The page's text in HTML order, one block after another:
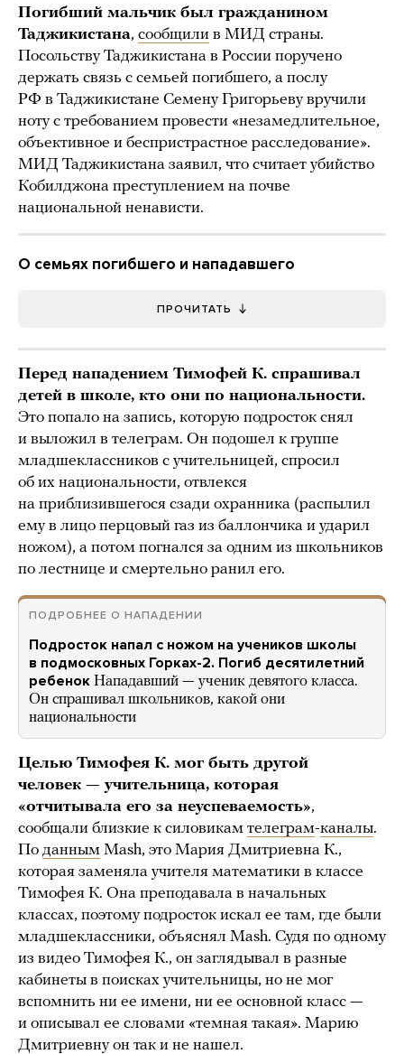
Погибший мальчик был гражданином
Таджикистана, сообщили в МИД страны.
Посольству Таджикистана в России поручено
держать связь с семьей погибшего, а послу
РФ в Таджикистане Семену Григорьеву вручили
ноту с требованием провести «незамедлительное,
объективное и беспристрастное расследование».
МИД Таджикистана заявил, что считает убийство
Кобилджона преступлением на почве
национальной ненависти.
О семьях погибшего и нападавшего
ПРОЧИТАТЬ
Перед нападением Тимофей К. спрашивал
детей в школе, кто они по национальности.
Это попало на запись, которую подросток снял
и выложил в телеграм. Он подошел к группе
младшеклассников с учительницей, спросил
об их национальности, отвлекся
на приблизившегося сзади охранника (распылил
ему в лицо перцовый газ из баллончика и ударил
ножом), а потом погнался за одним из школьников
по лестнице и смертельно ранил его.
ПОДРОБНЕЕ О НАПАДЕНИИ
Подросток напал с ножом на учеников школы
в подмосковных Горках-2. Погиб десятилетний
ребенок Нападавший — ученик девятого класса.
Он спрашивал школьников, какой они
национальности
Целью Тимофея К. мог быть другой
человек — учительница, которая
«отчитывала его за неуспеваемость»,
сообщали близкие к силовикам телеграм-каналы.
По данным Mash, это Мария Дмитриевна К.,
которая заменяла учителя математики в классе
Тимофея К. Она преподавала в начальных
классах, поэтому подросток искал ее там, где были
младшеклассники, объяснял Mash. Судя по одному
из видео Тимофея К., он заглядывал в разные
кабинеты в поисках учительницы, но не мог
вспомнить ни ее имени, ни ее основной класс —
и описывал ее словами «темная такая». Марию
Дмитриевну он так и не нашел.